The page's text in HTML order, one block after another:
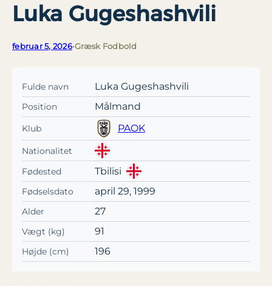
Luka Gugeshashvili
februar 5, 2026•Græsk Fodbold
Fulde navn Luka Gugeshashvili
Position Målmand
Klub PAOK
Nationalitet
Fødested
Tbilisi
Fødselsdato april 29, 1999
Alder 27
Vægt (kg) 91
Højde (cm) 196